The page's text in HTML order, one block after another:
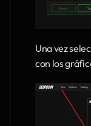
Una vez
con los